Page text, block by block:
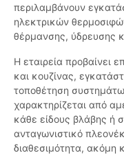
περιλαμβάνουν
ηλεκτρικών
θέρμανσης, ύδρευσης
Η εταιρεία προβαίνει
και κουζίνας,
τοποθέτηση
χαρακτηρίζεται από
κάθε είδους βλάβης ή
ανταγωνιστικό
διαθεσιμότητα, ακόμη